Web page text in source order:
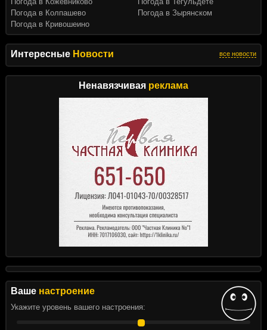
Интересные Новости все новости
Ненавязчивая реклама
Ваше настроение
Укажите уровень вашего настроения:
Погода в Колпашево
Погода в Кривошеино
Погода в Зырянском